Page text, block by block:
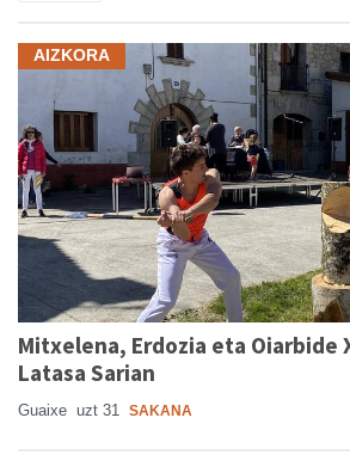
AIZKORA
Mitxelena, Erdozia eta Oiarbide
Latasa Sarian
Guaixe uzt 31 SAKANA